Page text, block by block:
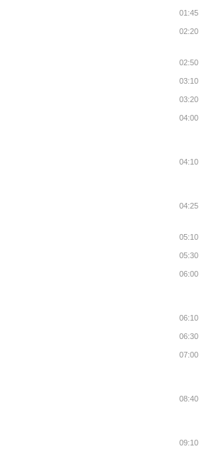
01:45
02:20
02:50
03:10
03:20
04:00
04:10
04:25
05:10
05:30
06:00
06:10
06:30
07:00
08:40
09:10